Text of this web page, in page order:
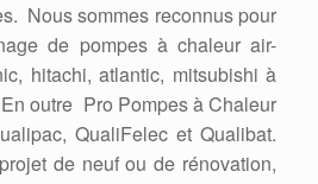
Nous sommes reconnus pour
de pompes à chaleur air-
hitachi, atlantic, mitsubishi à
outre Pro Pompes à Chaleur
QualiFelec et Qualibat.
de neuf ou de rénovation,